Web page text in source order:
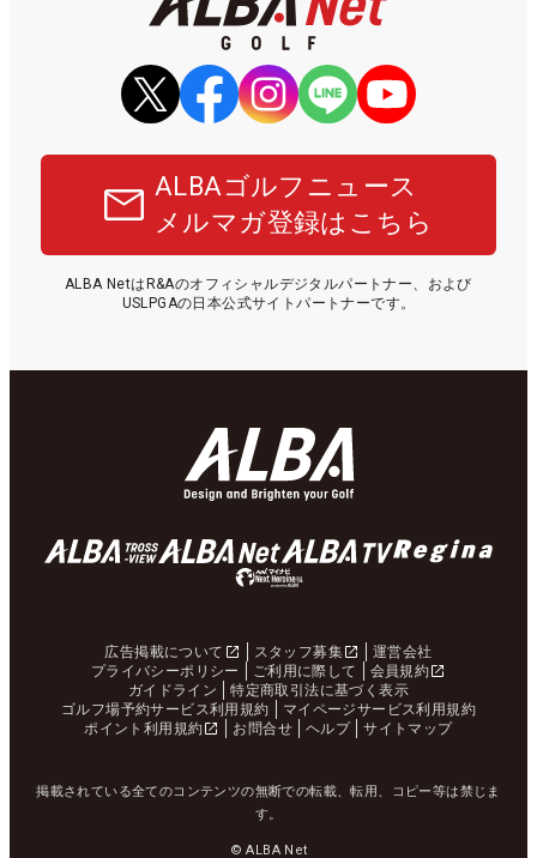
ALBAゴルフニュース
メルマガ登録はこちら
ALBA NetはR&Aのオフィシャルデジタルパートナー、および
USLPGAの日本公式サイトパートナーです。
広告掲載について スタッフ募集
運営会社
プライバシーポリシー
ご利用に際して
会員規約
ガイドライン
特定商取引法に基づく表示
ゴルフ場予約サービス利用規約
マイページサービス利用規約
ポイント利用規約
お問合せ ヘルプ サイトマップ
掲載されている全てのコンテンツの無断での転載、転用、コピー等は禁じま
す。
© ALBA Net